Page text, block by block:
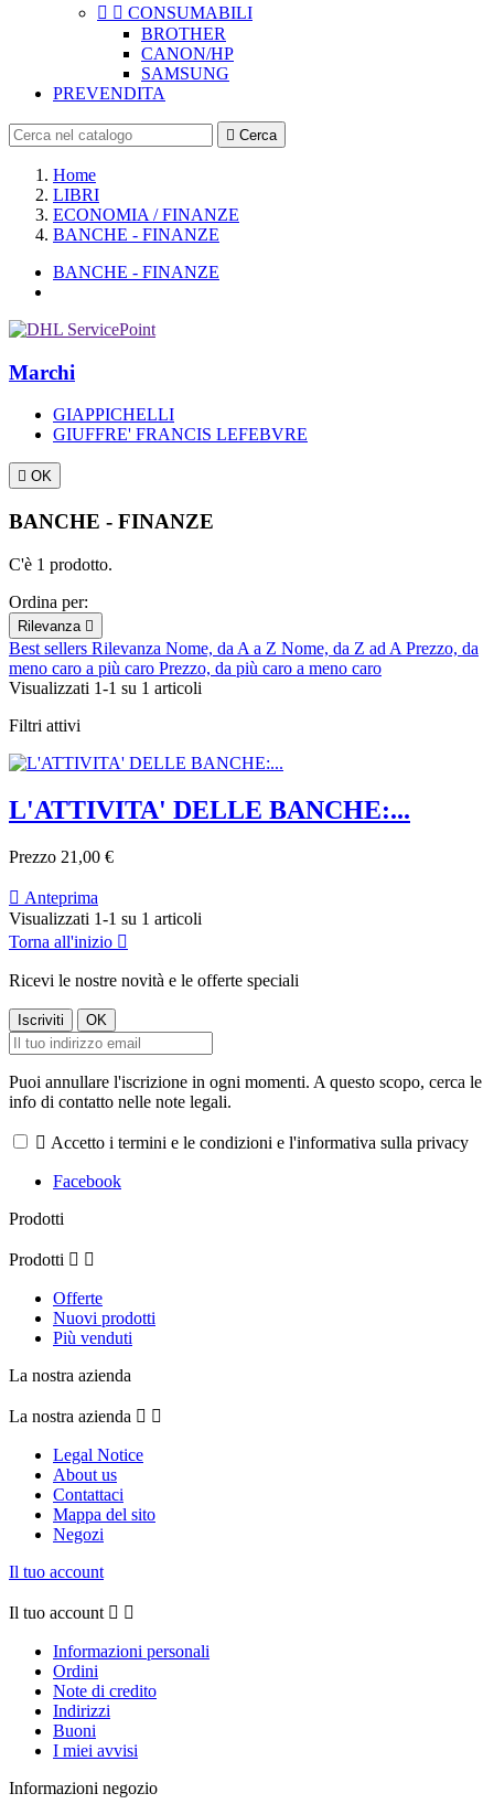
  CONSUMABILI
BROTHER
CANON/HP
SAMSUNG
PREVENDITA
 Cerca
Home
LIBRI
ECONOMIA / FINANZE
BANCHE - FINANZE
BANCHE - FINANZE
Marchi
GIAPPICHELLI
GIUFFRE' FRANCIS LEFEBVRE
 OK
BANCHE - FINANZE
C'è 1 prodotto.
Ordina per:
Rilevanza 
Best sellers Rilevanza Nome, da A a Z Nome, da Z ad A Prezzo, da
meno caro a più caro Prezzo, da più caro a meno caro
Visualizzati 1-1 su 1 articoli
Filtri attivi
L'ATTIVITA' DELLE BANCHE:...
Prezzo 21,00 €
 Anteprima
Visualizzati 1-1 su 1 articoli
Torna all'inizio 
Ricevi le nostre novità e le offerte speciali
Puoi annullare l'iscrizione in ogni momenti. A questo scopo, cerca le
info di contatto nelle note legali.
 Accetto i termini e le condizioni e l'informativa sulla privacy
Facebook
Prodotti
Prodotti  
Offerte
Nuovi prodotti
Più venduti
La nostra azienda
La nostra azienda  
Legal Notice
About us
Contattaci
Mappa del sito
Negozi
Il tuo account
Il tuo account  
Informazioni personali
Ordini
Note di credito
Indirizzi
Buoni
I miei avvisi
Informazioni negozio